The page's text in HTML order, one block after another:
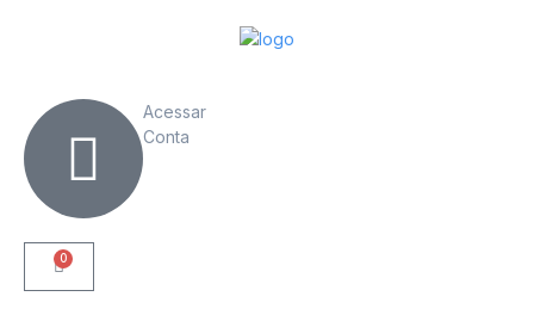
Acessar
Conta
0